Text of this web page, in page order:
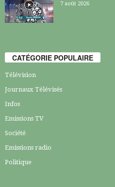
7 août 2026
CATÉGORIE POPULAIRE
Télévision
Journaux Télévisés
Infos
Emissions TV
Société
Emissions radio
Politique